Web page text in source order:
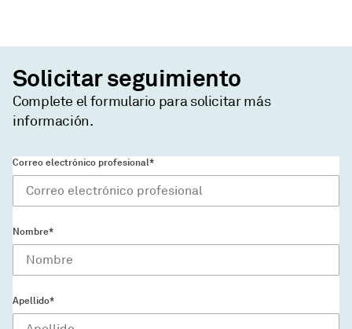
Solicitar seguimiento
Complete el formulario para solicitar más
información.
Correo electrónico profesional*
Nombre*
Apellido*